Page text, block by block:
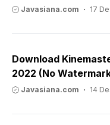
Javasiana.com 17
Download
2022 (No
Javasiana.com 14